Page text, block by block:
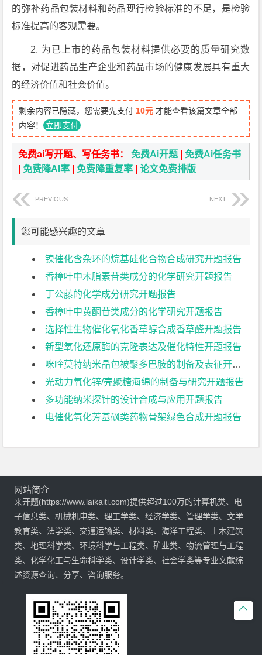
的弥补药品包装材料和药品现行检验标准的不足，是检验
标准提高的客观需要。
2. 为已上市的药品包装材料提供必要的质量研究数
据，对促进药品生产企业和药品市场的健康发展具有重大
的经济价值和社会价值。
剩余内容已隐藏，您需要先支付 10元 才能查看该篇文章全部
内容！ 立即支付
免费ai写开题、写任务书：免费Ai开题 |免费Ai任务书
|免费降AI率 |免费降重复率 |论文免费排版
PREVIOUS NEXT
您可能感兴趣的文章
镍催化含杂环的烷基硅化合物合成研究开题报告
香樟叶中木脂素苷类成分的化学研究开题报告
丁公藤的化学成分研究开题报告
香樟叶中黄酮苷类成分的化学研究开题报告
选择性生物催化氧化香草醇合成香草醛开题报告
新型氧化还原酶的克隆表达及催化特性开题报告
咪喹莫特纳米晶包被聚多巴胺的制备及表征开题报告
光动力氧化锌/壳聚糖海绵的制备与研究开题报告
多功能纳米探针的设计合成与应用开题报告
电催化氧化芳基砜类药物骨架绿色合成开题报告

网站简介
来开题(https://www.laikaiti.com)提供超过100万的计算机类、电
子信息类、机械机电类、理工学类、经济学类、管理学类、文学
教育类、法学类、交通运输类、材料类、海洋工程类、土木建筑
类、地理科学类、环境科学与工程类、矿业类、物流管理与工程
类、化学化工与生命科学类、设计学类、社会学类等专业文献综
述资源查询、分享、咨询服务。